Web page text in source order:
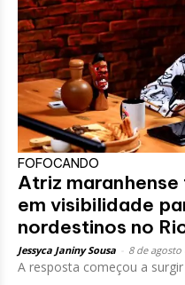
FOFOCANDO
Atriz
em visibilidade
nordestinos no
Jessyca Janiny Sousa 8 de agosto
A resposta começou a surgir